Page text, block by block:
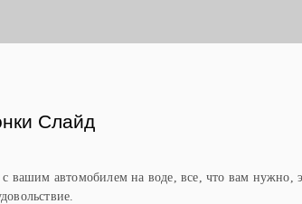
Слайд
вашим автомобилем на воде, все, что вам нужно,